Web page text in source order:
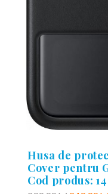
Husa de
Cover pentru
Cod produs: